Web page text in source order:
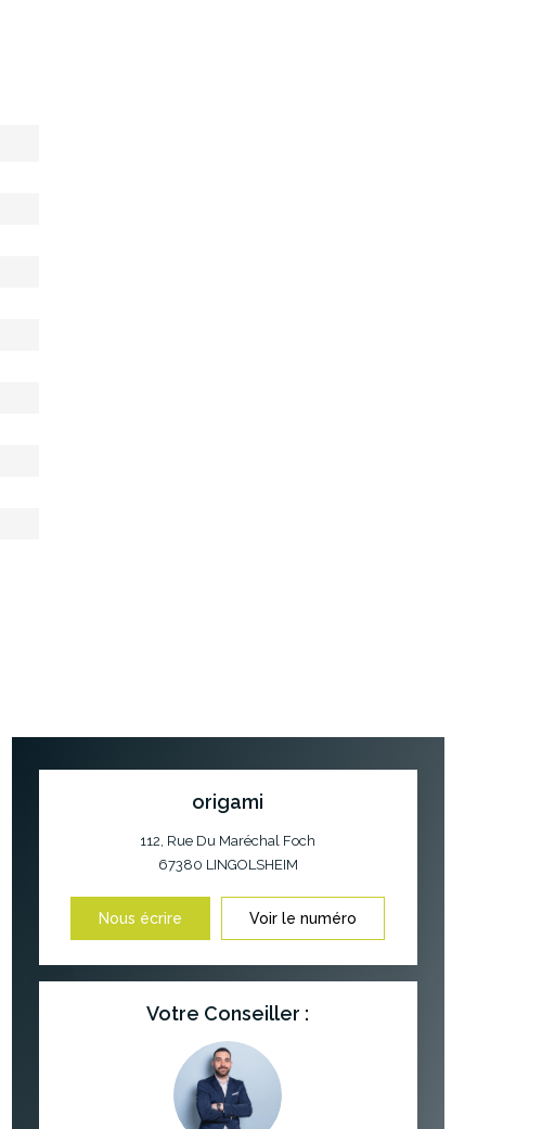
origami
112, Rue Du Maréchal Foch
67380 LINGOLSHEIM
Nous écrire Voir le numéro
Votre Conseiller :